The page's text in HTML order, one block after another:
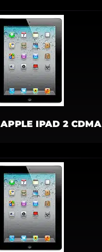
APPLE IPAD 2 CDMA